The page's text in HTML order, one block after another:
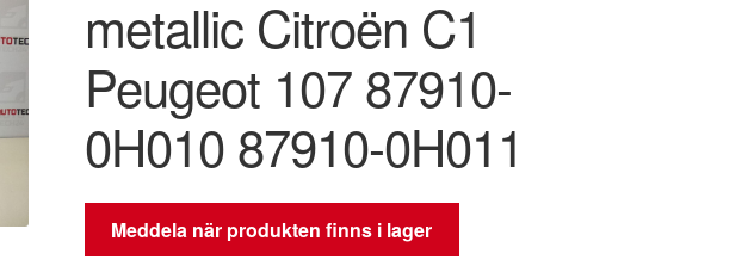
metallic Citroën C1
Peugeot 107 87910-
0H010 87910-0H011
Meddela när produkten finns i lager